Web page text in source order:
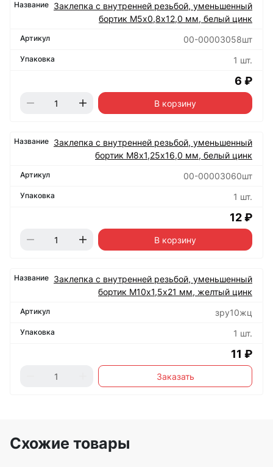
Заклепка с внутренней резьбой, уменьшенный
бортик М5х0,8х12,0 мм, белый цинк
00-00003058шт
1 шт.
6 ₽
В корзину
Заклепка с внутренней резьбой, уменьшенный
бортик М8х1,25х16,0 мм, белый цинк
00-00003060шт
1 шт.
12 ₽
В корзину
Заклепка с внутренней резьбой, уменьшенный
бортик М10х1,5х21 мм, желтый цинк
зру10жц
1 шт.
11 ₽
Заказать
Схожие товары